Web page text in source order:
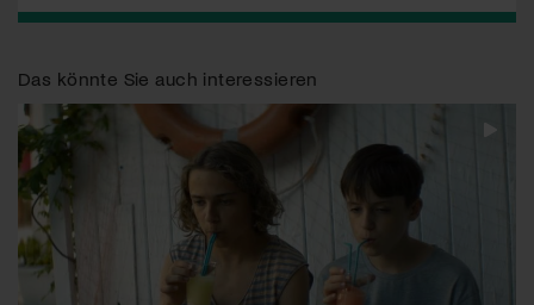
Das könnte Sie auch interessieren